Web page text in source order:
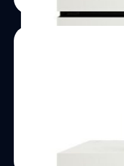
XboxOne ขายดีก
PS4 ขายได้น้อนกว่า
วงศกร ปฐมชัยวัฒน์| 3582